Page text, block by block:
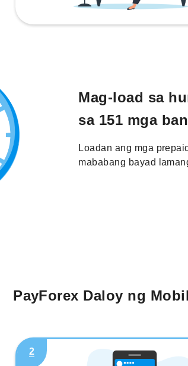
Mag-load sa
sa 151 mga
Loadan ang mga
mababang bayad
PayForex Daloy ng
2